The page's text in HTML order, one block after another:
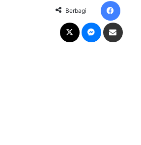
Berbagi
Messenger